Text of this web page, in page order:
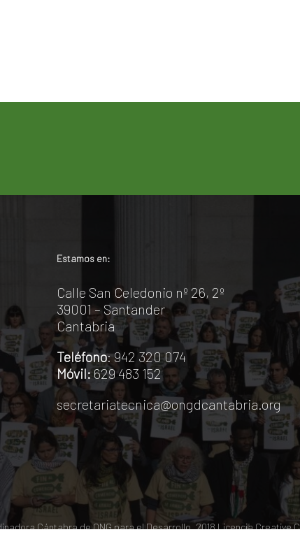
Estamos en:
Calle San Celedonio nº 26, 2º
39001 – Santander
Cantabria
Teléfono: 942 320 074
Móvil:629 483 152
secretariatecnica@ongdcantabria.org
Cántabra de ONG para el Desarrollo. 2018Licencia Creative